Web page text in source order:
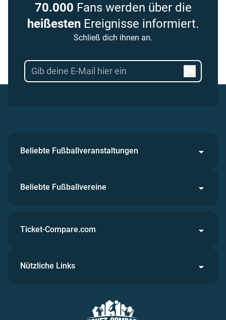
70.000 Fans werden über die
heißesten Ereignisse informiert.
Schließ dich ihnen an.
Beliebte Fußballveranstaltungen
Beliebte Fußballvereine
Ticket-Compare.com
Nützliche Links